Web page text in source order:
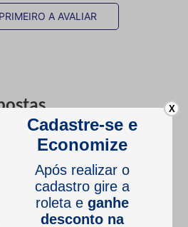
A AVALIAR
não tem perguntas
A PERGUNTAR
X